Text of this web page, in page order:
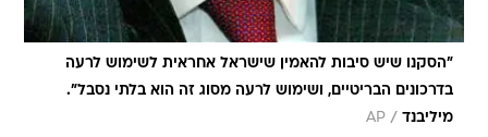
"הסקנו שיש סיבות להאמין שישראל אחראית לשימוש לרעה
בדרכונים הבריטיים, ושימוש לרעה מסוג זה הוא בלתי נסבל".
מיליבנד /
AP